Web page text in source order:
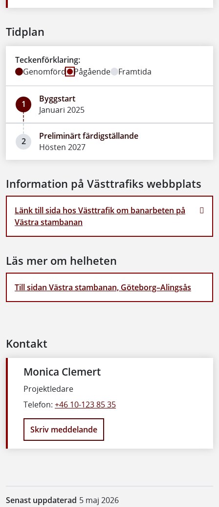
Tidplan
Teckenförklaring:
Genomförd
Pågående Framtida
1
Byggstart
Januari 2025
2
Preliminärt färdigställande
Hösten 2027
Information på Västtrafiks webbplats
Länk till sida hos Västtrafik om banarbeten på
Västra stambanan
Läs mer om helheten
Till sidan Västra stambanan, Göteborg–Alingsås
Kontakt
Monica Clemert
Projektledare
Telefon: +46 10-123 85 35
Skriv meddelande
Senast uppdaterad 5 maj 2026